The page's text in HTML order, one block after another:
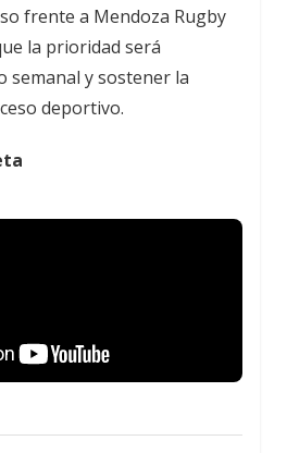
frente a Mendoza Rugby
la prioridad será
semanal y sostener la
deportivo.